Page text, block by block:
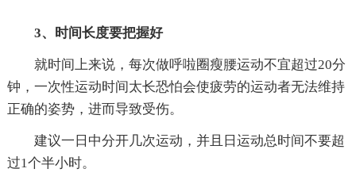
3、时间长度要把握好
就时间上来说，每次做呼啦圈瘦腰运动不宜超过20分
钟，一次性运动时间太长恐怕会使疲劳的运动者无法维持
正确的姿势，进而导致受伤。
建议一日中分开几次运动，并且日运动总时间不要超
过1个半小时。